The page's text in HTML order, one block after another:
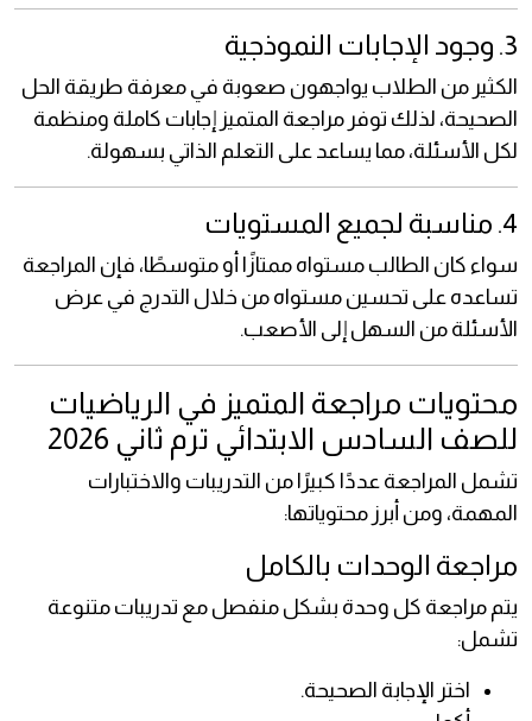
3. وجود الإجابات النموذجية
الكثير من الطلاب يواجهون صعوبة في معرفة طريقة الحل
الصحيحة، لذلك توفر مراجعة المتميز إجابات كاملة ومنظمة
لكل الأسئلة، مما يساعد على التعلم الذاتي بسهولة.
4. مناسبة لجميع المستويات
سواء كان الطالب مستواه ممتازًا أو متوسطًا، فإن المراجعة
تساعده على تحسين مستواه من خلال التدرج في عرض
الأسئلة من السهل إلى الأصعب.
محتويات مراجعة المتميز في الرياضيات
للصف السادس الابتدائي ترم ثاني 2026
تشمل المراجعة عددًا كبيرًا من التدريبات والاختبارات
المهمة، ومن أبرز محتوياتها:
مراجعة الوحدات بالكامل
يتم مراجعة كل وحدة بشكل منفصل مع تدريبات متنوعة
تشمل:
اختر الإجابة الصحيحة.